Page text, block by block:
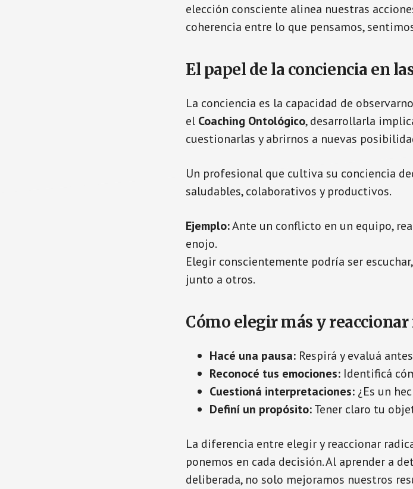
elección consciente alinea nuestras
coherencia entre lo que pensamos,
El papel de la conciencia en
La conciencia es la capacidad de
el Coaching Ontológico, desarrollarla
cuestionarlas y abrirnos a nuevas
Un profesional que cultiva su conciencia
saludables, colaborativos y productivos.
Ejemplo:Ante un conflicto en un equipo,
enojo.
Elegir conscientemente podría ser
junto a otros.
Cómo elegir más y reaccionar
Hacé una pausa: Respirá y evaluá
Reconocé tus emociones: Identificá
Cuestioná interpretaciones: ¿Es un
Definí un propósito:Tener claro tu
La diferencia entre elegir y reaccionar
ponemos en cada decisión. Al aprender a
deliberada, no solo mejoramos nuestros